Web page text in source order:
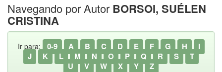
Navegando por Autor BORSOI, SUÉLEN
CRISTINA
Ir para: 0-9 A B C D E F G H
I
J
K L M N O P Q R S
T
U
V W X Y Z